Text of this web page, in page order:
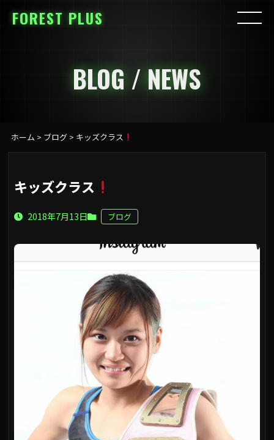
FOREST PLUS
BLOG / NEWS
ホーム > ブログ> キッズクラス
キッズクラス
2018年7月13日 ブログ